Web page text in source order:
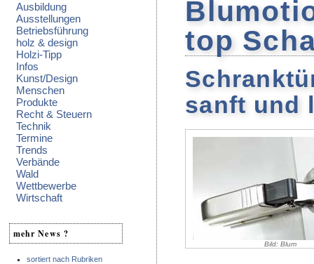
Ausbildung
Ausstellungen
Betriebsführung
holz & design
Holzi-Tipp
Infos
Kunst/Design
Menschen
Produkte
Recht & Steuern
Technik
Termine
Trends
Verbände
Wald
Wettbewerbe
Wirtschaft
mehr News ?
sortiert nach Rubriken
top
sanft und
Bild: Blum